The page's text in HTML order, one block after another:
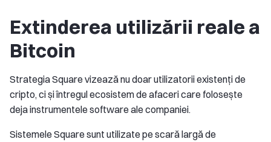
Extinderea utilizării reale a
Bitcoin
Strategia Square vizează nu doar utilizatorii existenți de
cripto, ci și întregul ecosistem de afaceri care folosește
deja instrumentele software ale companiei.
Sistemele Square sunt utilizate pe scară largă de